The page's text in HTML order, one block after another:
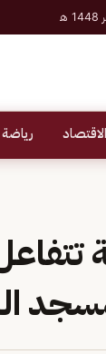
الاقتصاد رياضة